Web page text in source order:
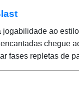
jogabilidade ao
chegue
fases repletas de